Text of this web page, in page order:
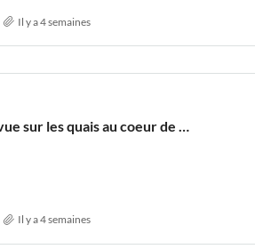
Il y a 4 semaines
Sublime cocon avec vue sur les quais au coeur de St Pierre
Il y a 4 semaines